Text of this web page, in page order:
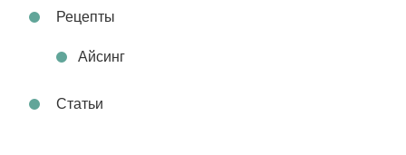
Рецепты
Айсинг
Статьи